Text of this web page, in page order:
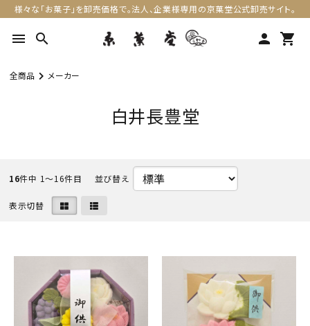
様々な「お菓子」を卸売価格で。法人、企業様専用の京菓堂公式卸売サイト。
menu search person shopping_cart
全商品 メーカー
白井長豊堂
16件中 1〜16件目
表示切替